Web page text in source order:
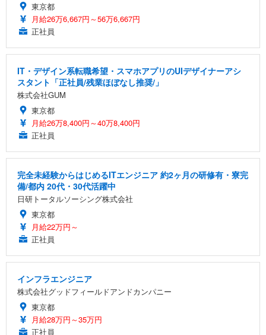
東京都
月給26万6,667円～56万6,667円
正社員
IT・デザイン系転職希望・スマホアプリのUIデザイナーアシ
スタント「正社員/残業ほぼなし推奨/」
株式会社GUM
東京都
月給26万8,400円～40万8,400円
正社員
完全未経験からはじめるITエンジニア 約2ヶ月の研修有・寮完
備/都内 20代・30代活躍中
日研トータルソーシング株式会社
東京都
月給22万円～
正社員
インフラエンジニア
株式会社グッドフィールドアンドカンパニー
東京都
月給28万円～35万円
正社員